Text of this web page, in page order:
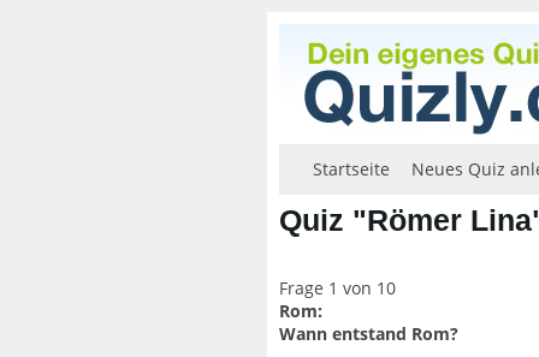
Startseite Neues Quiz
Quiz "Römer
Frage 1 von 10
Rom:
Wann entstand Rom?